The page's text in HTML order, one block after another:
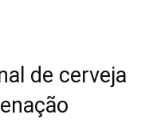
de cerveja